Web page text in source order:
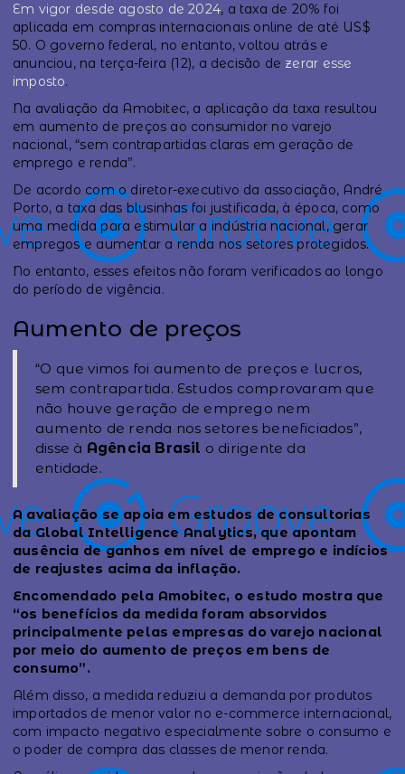
Em vigor desde agosto de 2024, a taxa de 20% foi
aplicada em compras internacionais online de até US$
50. O governo federal, no entanto, voltou atrás e
anunciou, na terça-feira (12), a decisão de zerar esse
imposto.
Na avaliação da Amobitec, a aplicação da taxa resultou
em aumento de preços ao consumidor no varejo
nacional, “sem contrapartidas claras em geração de
emprego e renda”.
De acordo com o diretor-executivo da associação, André
Porto, a taxa das blusinhas foi justificada, à época, como
uma medida para estimular a indústria nacional, gerar
empregos e aumentar a renda nos setores protegidos.
No entanto, esses efeitos não foram verificados ao longo
do período de vigência.
Aumento de preços
“O que vimos foi aumento de preços e lucros,
sem contrapartida. Estudos comprovaram que
não houve geração de emprego nem
aumento de renda nos setores beneficiados”,
disse à Agência Brasil o dirigente da
entidade.
A avaliação se apoia em estudos de consultorias
da Global Intelligence Analytics, que apontam
ausência de ganhos em nível de emprego e indícios
de reajustes acima da inflação.
Encomendado pela Amobitec, o estudo mostra que
“os benefícios da medida foram absorvidos
principalmente pelas empresas do varejo nacional
por meio do aumento de preços em bens de
consumo”.
Além disso, a medida reduziu a demanda por produtos
importados de menor valor no e-commerce internacional,
com impacto negativo especialmente sobre o consumo e
o poder de compra das classes de menor renda.